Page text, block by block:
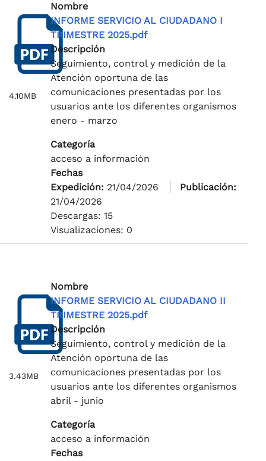
4.10MB
Nombre
INFORME SERVICIO AL CIUDADANO I
TRIMESTRE 2025.pdf
Descripción
Seguimiento, control y medición de la
Atención oportuna de las
comunicaciones presentadas por los
usuarios ante los diferentes organismos
enero - marzo
Categoría
acceso a información
Fechas
Expedición: 21/04/2026
Publicación:
21/04/2026
Descargas: 15
Visualizaciones: 0
3.43MB
Nombre
INFORME SERVICIO AL CIUDADANO II
TRIMESTRE 2025.pdf
Descripción
Seguimiento, control y medición de la
Atención oportuna de las
comunicaciones presentadas por los
usuarios ante los diferentes organismos
abril - junio
Categoría
acceso a información
Fechas